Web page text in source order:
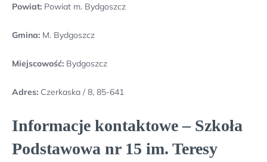
Powiat: Powiat m. Bydgoszcz
Gmina: M. Bydgoszcz
Miejscowość: Bydgoszcz
Adres: Czerkaska / 8, 85-641
Informacje kontaktowe – Szkoła
Podstawowa nr 15 im. Teresy